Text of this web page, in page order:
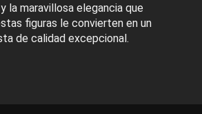
la maravillosa elegancia que
figuras le convierten en un
de calidad excepcional.